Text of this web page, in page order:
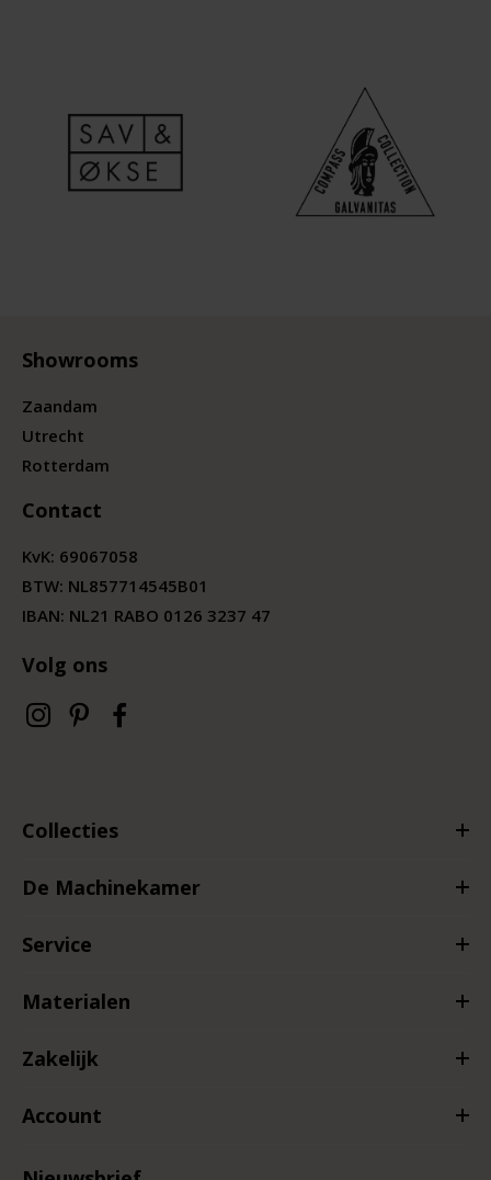
Showrooms
Zaandam
Utrecht
Rotterdam
Contact
KvK: 69067058
BTW: NL857714545B01
IBAN: NL21 RABO 0126 3237 47
Volg ons
Collecties
De Machinekamer
Service
Materialen
Zakelijk
Account